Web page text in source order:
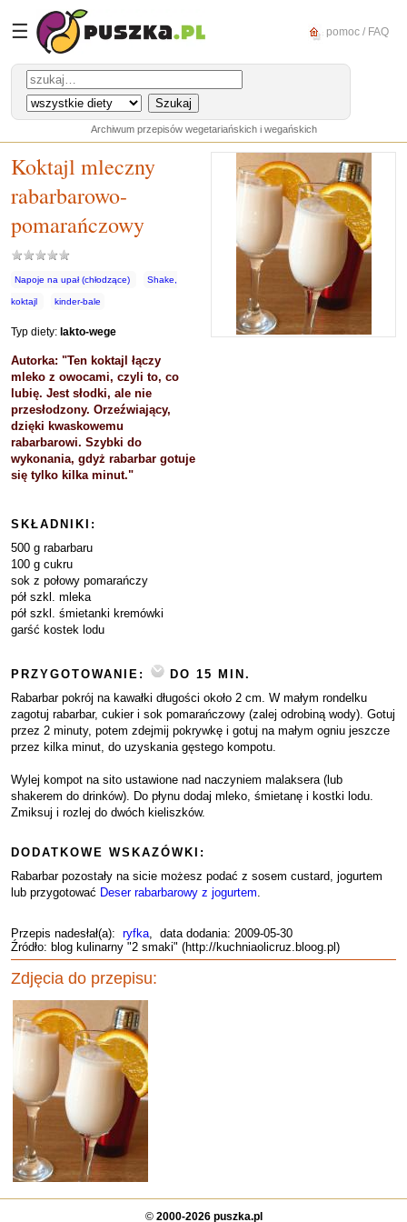
☰ pomoc / FAQ
Archiwum przepisów wegetariańskich i wegańskich
Koktajl mleczny
rabarbarowo-
pomarańczowy
Napoje na upał (chłodzące) Shake,
koktajl kinder-bale
Typ diety: lakto-wege
Autorka: "Ten koktajl łączy
mleko z owocami, czyli to, co
lubię. Jest słodki, ale nie
przesłodzony. Orzeźwiający,
dzięki kwaskowemu
rabarbarowi. Szybki do
wykonania, gdyż rabarbar gotuje
się tylko kilka minut."
SKŁADNIKI:
500 g rabarbaru
100 g cukru
sok z połowy pomarańczy
pół szkl. mleka
pół szkl. śmietanki kremówki
garść kostek lodu
PRZYGOTOWANIE:
DO 15 MIN.
Rabarbar pokrój na kawałki długości około 2 cm. W małym rondelku
zagotuj rabarbar, cukier i sok pomarańczowy (zalej odrobiną wody). Gotuj
przez 2 minuty, potem zdejmij pokrywkę i gotuj na małym ogniu jeszcze
przez kilka minut, do uzyskania gęstego kompotu.
Wylej kompot na sito ustawione nad naczyniem malaksera (lub
shakerem do drinków). Do płynu dodaj mleko, śmietanę i kostki lodu.
Zmiksuj i rozlej do dwóch kieliszków.
DODATKOWE WSKAZÓWKI:
Rabarbar pozostały na sicie możesz podać z sosem custard, jogurtem
lub przygotować Deser rabarbarowy z jogurtem.
Przepis nadesłał(a): ryfka, data dodania: 2009-05-30
Źródło: blog kulinarny "2 smaki" (http://kuchniaolicruz.bloog.pl)
Zdjęcia do przepisu:
© 2000-2026 puszka.pl